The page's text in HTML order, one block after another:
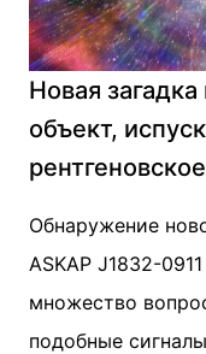
Новая
объект,
Обнаружение
ASKAP J1832-
множество
подобные